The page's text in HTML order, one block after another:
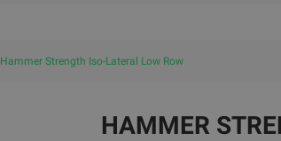
Hammer Strength Iso-Lateral Low Row
HAMMER